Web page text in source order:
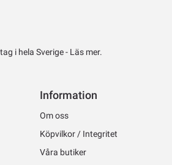
i hela Sverige - Läs mer.
Information
Om oss
Köpvilkor / Integritet
Våra butiker